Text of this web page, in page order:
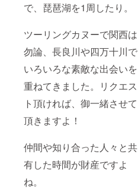
で、琵琶湖を1周したり。
ツーリングカヌーで関西は
勿論、長良川や四万十川で
いろいろな素敵な出会いを
重ねてきました。リクエス
ト頂ければ、御一緒させて
頂きますよ！
仲間や知り合った人々と共
有した時間が財産ですよ
ね。